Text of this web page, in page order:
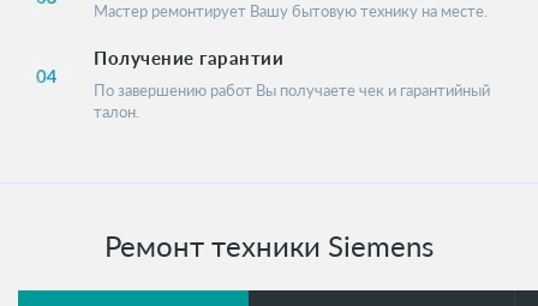
Мастер ремонтирует Вашу бытовую технику на месте.
Получение гарантии
По завершению работ Вы получаете чек и гарантийный
талон.
Ремонт техники Siemens